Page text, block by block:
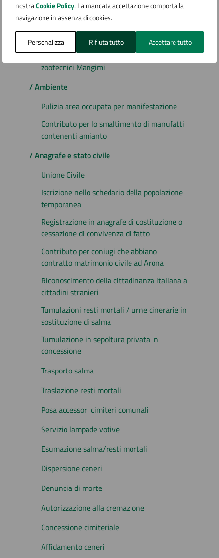
nostraCookie Policy. La mancata accettazione comporta la
navigazione in assenza di cookies.
Personalizza Rifiuta tutto Accettare tutto
Servizi
/ Agricoltura e pesca
Vendita al minuto Prodotti agricoli e
zootecnici Mangimi
/ Ambiente
Pulizia area occupata per manifestazione
Contributo per lo smaltimento di manufatti
contenenti amianto
/ Anagrafe e stato civile
Unione Civile
Iscrizione nello schedario della popolazione
temporanea
Registrazione in anagrafe di costituzione o
cessazione di convivenza di fatto
Contributo per coniugi che abbiano
contratto matrimonio civile ad Arona
Riconoscimento della cittadinanza italiana a
cittadini stranieri
Tumulazioni resti mortali / urne cinerarie in
sostituzione di salma
Tumulazione in sepoltura privata in
concessione
Trasporto salma
Traslazione resti mortali
Posa accessori cimiteri comunali
Servizio lampade votive
Esumazione salma/resti mortali
Dispersione ceneri
Denuncia di morte
Autorizzazione alla cremazione
Concessione cimiteriale
Affidamento ceneri